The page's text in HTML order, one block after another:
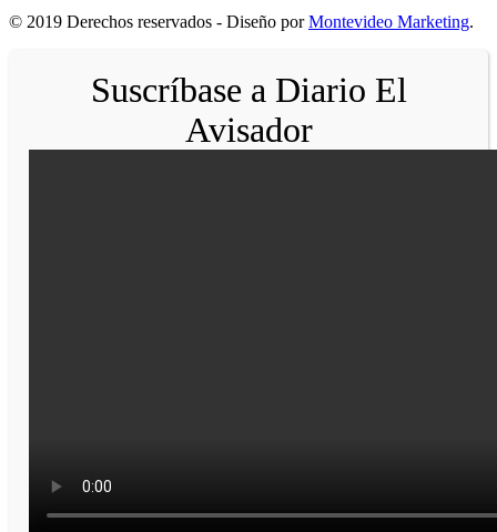
© 2019 Derechos reservados - Diseño porMontevideo Marketing.
Suscríbase a Diario El
Avisador